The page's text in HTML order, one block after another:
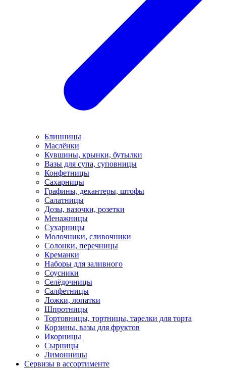
Блинницы
Маслёнки
Кувшины, крынки, бутылки
Вазы для супа, суповницы
Конфетницы
Сахарницы
Графины, декантеры, штофы
Салатницы
Дозы, вазочки, розетки
Менажницы
Сухарницы
Молочники, сливочники
Солонки, перечницы
Креманки
Наборы для заливного
Соусники
Селёдочницы
Салфетницы
Ложки, лопатки
Шпротницы
Тортовницы, тортницы, тарелки для торта
Корзины, вазы для фруктов
Икорницы
Сырницы
Лимонницы
Сервизы в ассортименте